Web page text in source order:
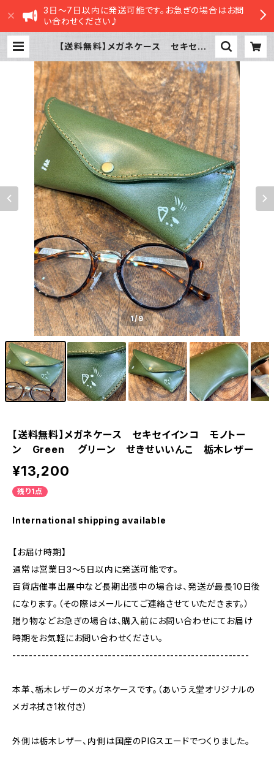
3日～7日以内に発送可能です。お急ぎの場合はお問
い合わせください♪
【送料無料】メガネケース セキセイイ
ン せきせいいんこ 栃木レザー | s
asatte STORE|ささってストア
1/9
【送料無料】メガネケース セキセイインコ モノトー
ン Green グリーン せきせいいんこ 栃木レザー
¥13,200
残り1点
International shipping available
【お届け時期】
通常は営業日3〜5日以内に発送可能です。
百貨店催事出展中など長期出張中の場合は、発送が最長10日後
になります。（その際はメールにてご連絡させていただきます。）
贈り物などお急ぎの場合は、購入前にお問い合わせにてお届け
時期をお気軽にお問い合わせください。
---------------------------------------------------------
本革、栃木レザーのメガネケースです。（あいうえ堂オリジナルの
メガネ拭き1枚付き）
外側は栃木レザー、内側は国産のPIGスエードでつくりました。